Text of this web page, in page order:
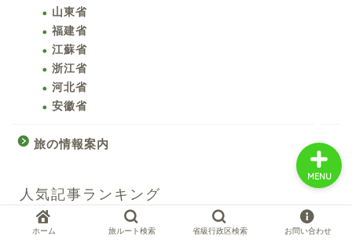
山東省
福建省
江蘇省
浙江省
河北省
安徽省
旅の情報案内
人気記事ランキング
北京／天安門周辺と入場失敗
ホーム 旅ルート検索 省級行政区検索 お問い合わせ
MENU